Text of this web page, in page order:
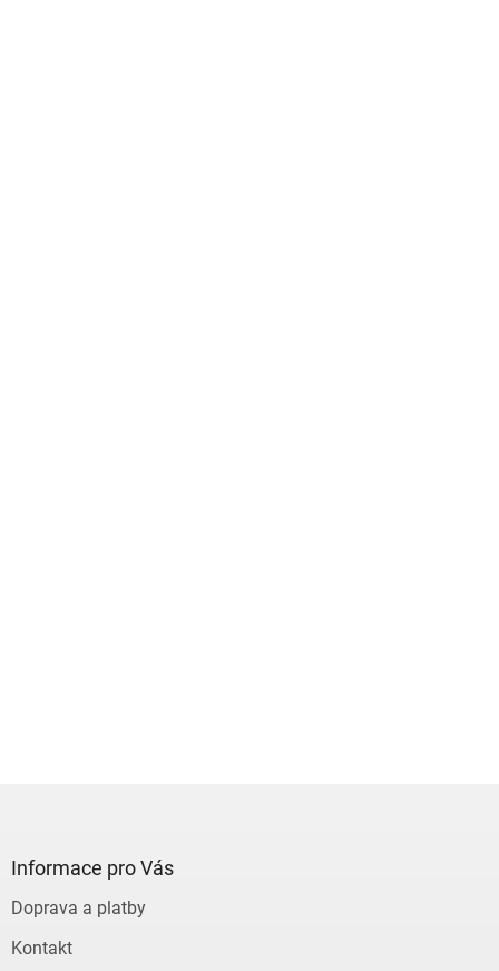
Informace pro Vás
Doprava a platby
Kontakt